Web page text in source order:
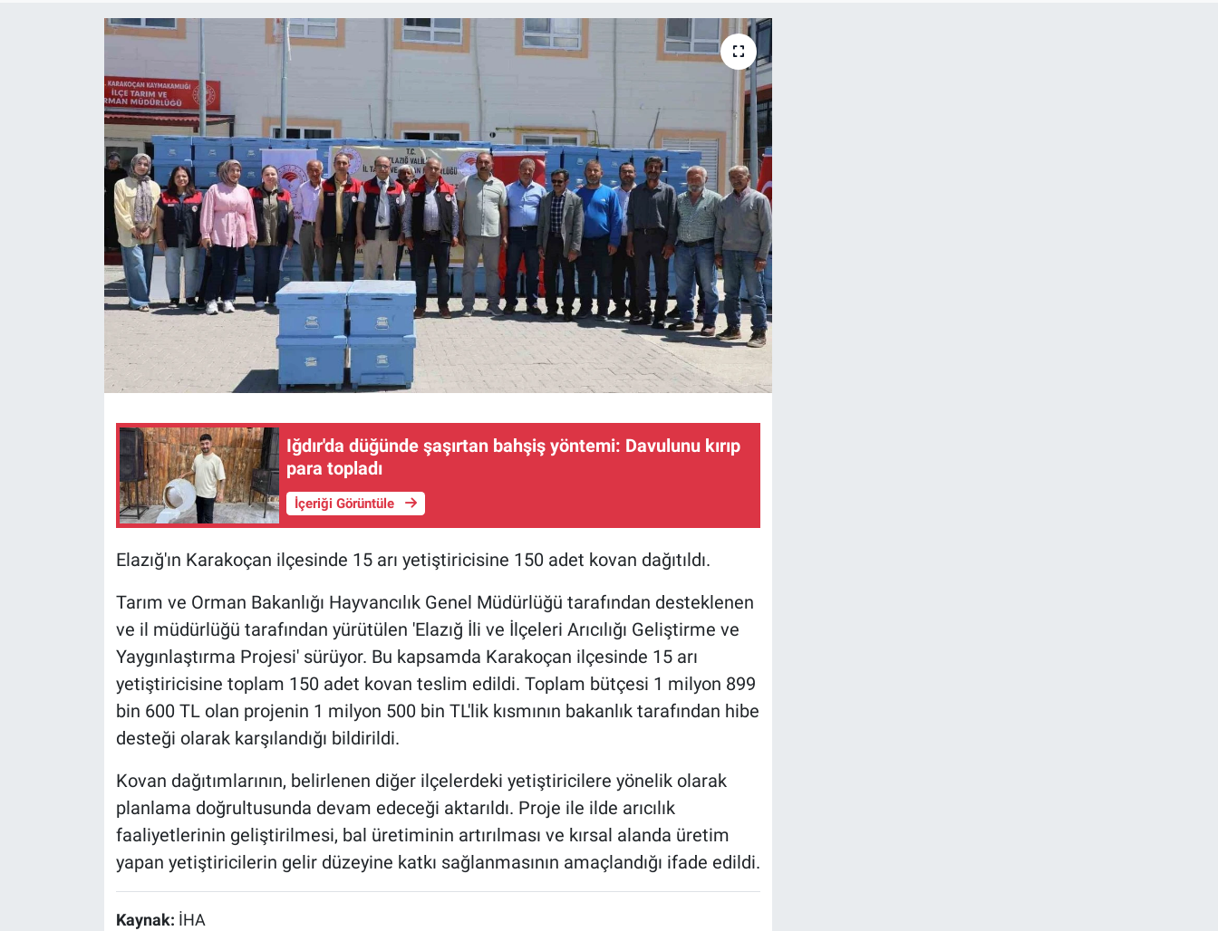
Iğdır'da düğünde şaşırtan bahşiş yöntemi: Davulunu kırıp
para topladı
İçeriği Görüntüle
Elazığ'ın Karakoçan ilçesinde 15 arı yetiştiricisine 150 adet kovan dağıtıldı.
Tarım ve Orman Bakanlığı Hayvancılık Genel Müdürlüğü tarafından desteklenen
ve il müdürlüğü tarafından yürütülen 'Elazığ İli ve İlçeleri Arıcılığı Geliştirme ve
Yaygınlaştırma Projesi' sürüyor. Bu kapsamda Karakoçan ilçesinde 15 arı
yetiştiricisine toplam 150 adet kovan teslim edildi. Toplam bütçesi 1 milyon 899
bin 600 TL olan projenin 1 milyon 500 bin TL'lik kısmının bakanlık tarafından hibe
desteği olarak karşılandığı bildirildi.
Kovan dağıtımlarının, belirlenen diğer ilçelerdeki yetiştiricilere yönelik olarak
planlama doğrultusunda devam edeceği aktarıldı. Proje ile ilde arıcılık
faaliyetlerinin geliştirilmesi, bal üretiminin artırılması ve kırsal alanda üretim
yapan yetiştiricilerin gelir düzeyine katkı sağlanmasının amaçlandığı ifade edildi.
Kaynak: İHA
Gündem
Kültür-Sanat
Magazin
Politika
Resmi İlanlar